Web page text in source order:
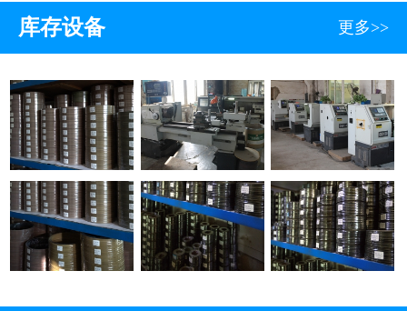
库存设备 更多>>